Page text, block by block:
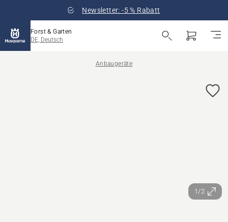
Newsletter: -5 % Rabatt
Forst & Garten
DE, Deutsch
Anbaugeräte
1/2